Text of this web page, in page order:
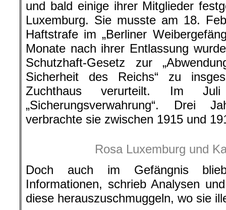
und bald einige ihrer Mitglieder
Luxemburg. Sie musste am 18.
Haftstrafe im „Berliner
Monate nach ihrer Entlassung
Schutzhaft-Gesetz zur
Sicherheit des Reichs“ zu
Zuchthaus verurteilt. Im
„Sicherungsverwahrung“. Drei
verbrachte sie zwischen 1915 und
Rosa Luxemburg und
Doch auch im Gefängnis
Informationen, schrieb Analysen
diese herauszuschmuggeln, wo sie